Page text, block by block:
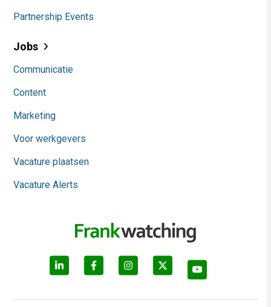
Partnership Events
Jobs
Communicatie
Content
Marketing
Voor werkgevers
Vacature plaatsen
Vacature Alerts